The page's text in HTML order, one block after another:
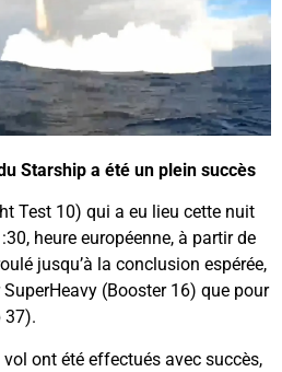
Starship a été un plein succès
Test 10) qui a eu lieu cette nuit
heure européenne, à partir de
jusqu’à la conclusion espérée,
(Booster 16) que pour
37).
ont été effectués avec succès,